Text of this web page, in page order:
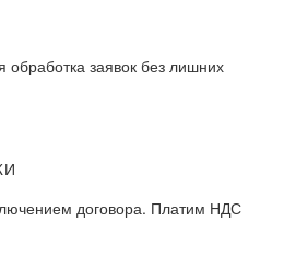
обработка заявок без лишних
договора. Платим НДС​